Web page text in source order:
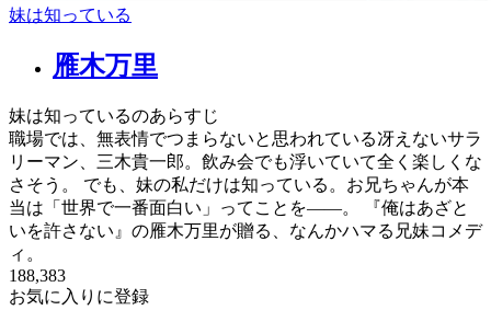
妹は知っている
雁木万里
妹は知っているのあらすじ
職場では、無表情でつまらないと思われている冴えないサラ
リーマン、三木貴一郎。飲み会でも浮いていて全く楽しくな
さそう。 でも、妹の私だけは知っている。お兄ちゃんが本
当は「世界で一番面白い」ってことを――。 『俺はあざと
いを許さない』の雁木万里が贈る、なんかハマる兄妹コメデ
ィ。
188,383
お気に入りに登録